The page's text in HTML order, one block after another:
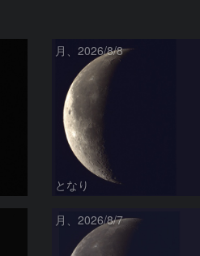
月、2026/8/8
となり
月、2026/8/7